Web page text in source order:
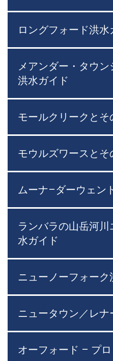
ロングフォード洪水
メアンダー・タウ
洪水ガイド
モールクリークと
モウルズワースと
ムーナ–ダーウェン
ランバラの山岳河
水ガイド
ニューノーフォーク
ニュータウン／レ
オーフォード – プ